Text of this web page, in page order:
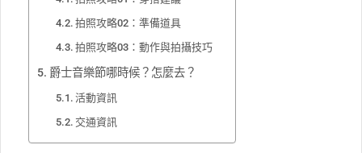
拍照攻略02：準備道具
拍照攻略03：動作與拍攝技巧
爵士音樂節哪時候？怎麼去？
活動資訊
交通資訊